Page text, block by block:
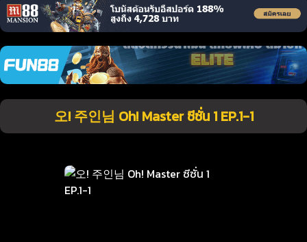
오! 주인님 Oh! Master ซีซั่น 1 EP.1-1